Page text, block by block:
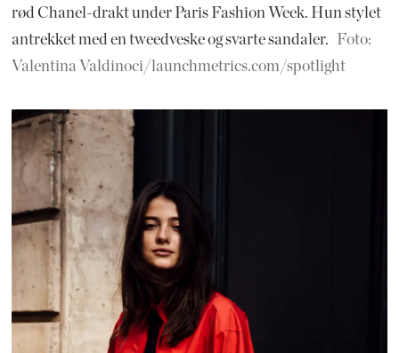
rød Chanel-drakt under Paris Fashion Week. Hun stylet
antrekket med en tweedveske og svarte sandaler.
Foto:
Valentina Valdinoci/launchmetrics.com/spotlight